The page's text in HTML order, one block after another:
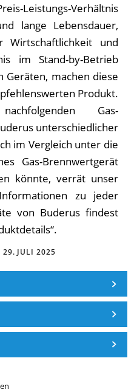
Leistungs-Verhältnis
lange Lebensdauer,
Wirtschaftlichkeit und
im Stand-by-Betrieb
Geräten, machen diese
Produkt.
Gas-
unterschiedlicher
im Ver­gleich un­ter die
Gas-Brennwertgerät
könnte, ver­rät un­ser
zu jeder
von Buderus findest
29. JULI 2025